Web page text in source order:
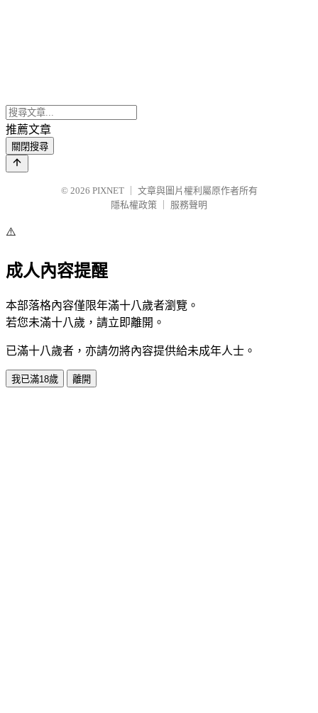
推薦文章
關閉搜尋
© 2026 PIXNET
文章與圖片權利屬原作者所有
隱私權政策
服務聲明
⚠️
成人內容提醒
本部落格內容僅限年滿十八歲者瀏覽。
若您未滿十八歲，請立即離開。
已滿十八歲者，亦請勿將內容提供給未成年人士。
我已滿18歲 離開